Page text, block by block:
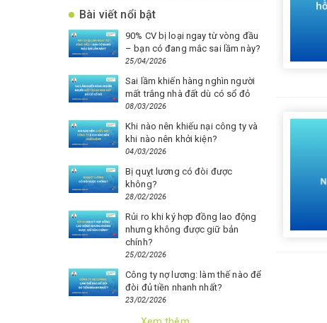
Bài viết nổi bật
90% CV bị loại ngay từ vòng đầu
– bạn có đang mắc sai lầm này?
25/04/2026
Sai lầm khiến hàng nghìn người
mất trắng nhà đất dù có sổ đỏ
08/03/2026
Khi nào nên khiếu nại công ty và
khi nào nên khởi kiện?
04/03/2026
Bị quỵt lương có đòi được
không?
28/02/2026
Rủi ro khi ký hợp đồng lao động
nhưng không được giữ bản
chính?
25/02/2026
Công ty nợ lương: làm thế nào để
đòi đủ tiền nhanh nhất?
23/02/2026